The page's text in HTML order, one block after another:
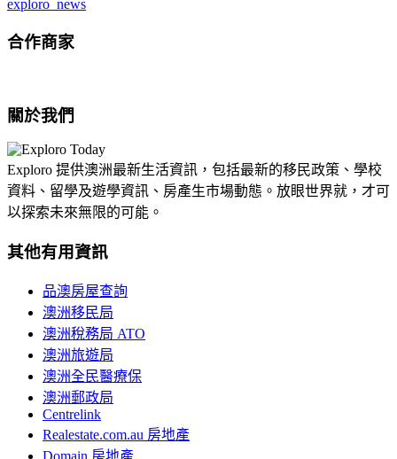
exploro_news
合作商家
關於我們
Exploro 提供澳洲最新生活資訊，包括最新的移民政策、學校
資料、留學及遊學資訊、房產生市場動態。放眼世界就，才可
以探索未來無限的可能。
其他有用資訊
品澳房屋查詢
澳洲移民局
澳洲稅務局 ATO
澳洲旅遊局
澳洲全民醫療保
澳洲郵政局
Centrelink
Realestate.com.au 房地產
Domain 房地產